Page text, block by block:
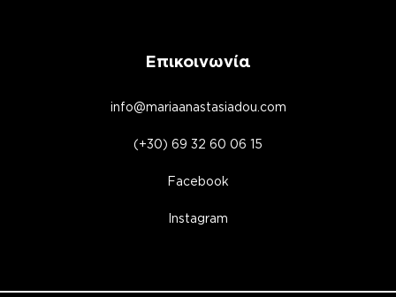
Επικοινωνία
info@mariaanastasiadou.com
(+30) 69 32 60 06 15
Facebook
Instagram